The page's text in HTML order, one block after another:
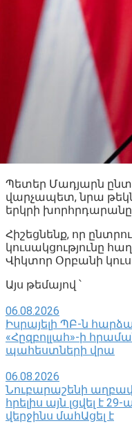
Պետեր Մադյարն
վարչապետ, նրա
երկրի
Հիշեցնենք, որ
կուսակցությունը
Վիկտոր Օրբանի
Այս թեմայով ՝
06.08.2026
Իսրայելի ՊԲ-ն
«Հըզբոլլահ»-ի
պահեստների վրա
06.08.2026
Նուբարաշենի
հրելիս այն լցվել է
վերջինս մահԱցել է